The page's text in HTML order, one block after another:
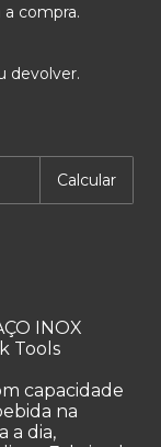
compra.
devolver.
Calcular
INOX
Tools
capacidade
na
a dia,